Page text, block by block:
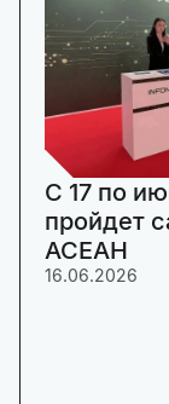
C 17 по
пройдет
АСЕАН
16.06.2026